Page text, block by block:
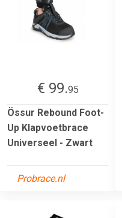
€ 99.95
Össur Rebound Foot-
Up Klapvoetbrace
Universeel - Zwart
Probrace.nl